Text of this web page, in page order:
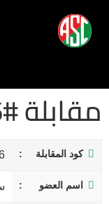
مقابلة #26
كود المقابلة
اسم العضو